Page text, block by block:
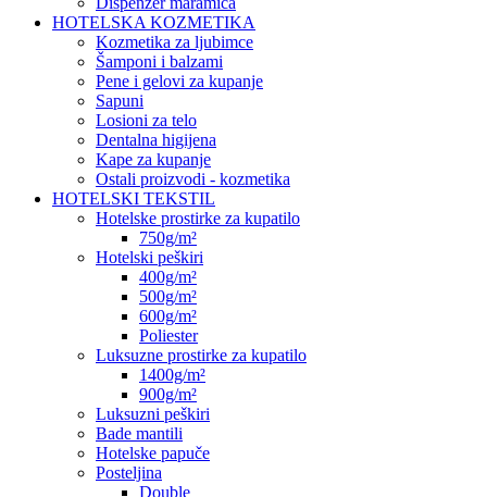
HOTELSKA KOZMETIKA
Kozmetika za ljubimce
Šamponi i balzami
Pene i gelovi za kupanje
Sapuni
Losioni za telo
Dentalna higijena
Kape za kupanje
Ostali proizvodi - kozmetika
HOTELSKI TEKSTIL
Hotelske prostirke za kupatilo
750g/m²
Hotelski peškiri
400g/m²
500g/m²
600g/m²
Poliester
Luksuzne prostirke za kupatilo
1400g/m²
900g/m²
Luksuzni peškiri
Bade mantili
Hotelske papuče
Posteljina
Double